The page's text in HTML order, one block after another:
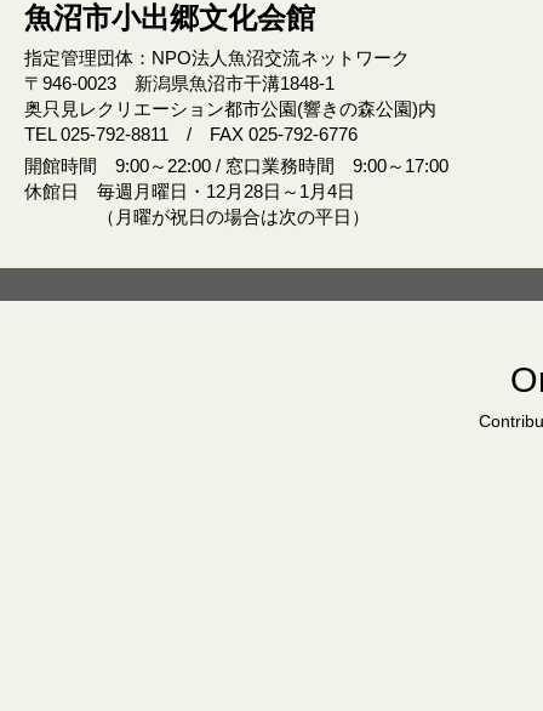
魚沼市小出郷文化会館
指定管理団体：NPO法人魚沼交流ネットワーク
〒946‐0023 新潟県魚沼市干溝1848‐1
奥只見レクリエーション都市公園(響きの森公園)内
TEL 025-792-8811 / FAX 025-792-6776
開館時間 9:00～22:00 / 窓口業務時間 9:00～17:00
休館日 毎週月曜日・12月28日～1月4日
（月曜が祝日の場合は次の平日）